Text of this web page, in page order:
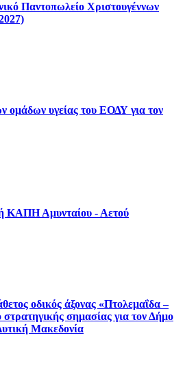
Παντοπωλείο Χριστουγέννων
ομάδων υγείας του ΕΟΔΥ για τον
ΚΑΠΗ Αμυνταίου - Αετού
οδικός άξονας «Πτολεμαΐδα –
σημασίας για τον Δήμο
Μακεδονία